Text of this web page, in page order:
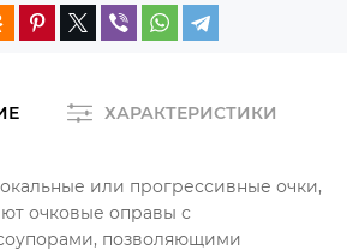
ХАРАКТЕРИСТИКИ
или прогрессивные очки,
очковые оправы с
позволяющими